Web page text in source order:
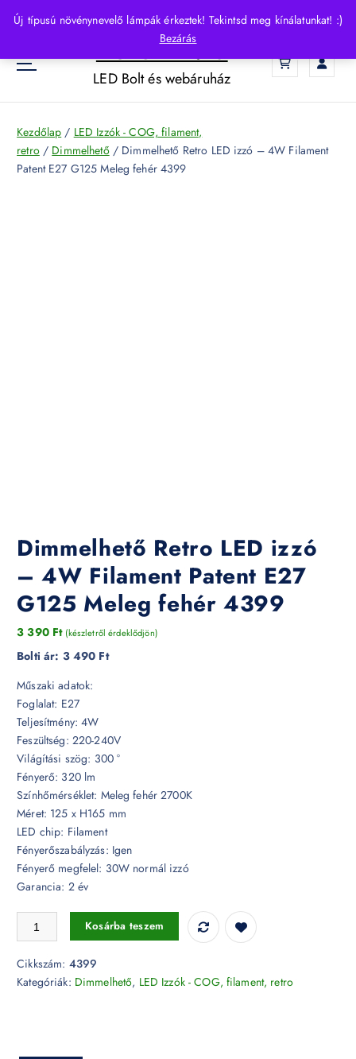
Új típusú növénynevelő lámpák érkeztek! Tekintsd meg kínálatunkat! :)
Bezárás
p
o
HelloLED.hu
LED Bolt és webáruház
Kezdőlap / LED Izzók - COG, filament,
retro/ Dimmelhető/ Dimmelhető Retro LED izzó – 4W Filament
Patent E27 G125 Meleg fehér 4399
Dimmelhető Retro LED izzó
– 4W Filament Patent E27
G125 Meleg fehér 4399
3 390 Ft (készletről érdeklődjön)
Bolti ár: 3 490 Ft
Műszaki adatok:
Foglalat: E27
Teljesítmény: 4W
Feszültség: 220-240V
Világítási szög: 300 °
Fényerő: 320 lm
Színhőmérséklet: Meleg fehér 2700K
Méret: 125 x H165 mm
LED chip: Filament
Fényerőszabályzás: Igen
Fényerő megfelel: 30W normál izzó
Garancia: 2 év
Dimmelhető Retro LED izzó - 4W Filament Patent E27 G125 Meleg
Kosárba teszem
Cikkszám: 4399
Kategóriák: Dimmelhető, LED Izzók - COG, filament, retro